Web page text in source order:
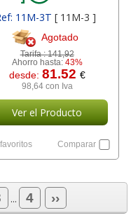
11M-3T [ 11M-3 ]
Agotado
Tarifa :141,92
Ahorro hasta: 43%
desde: 81.52 €
98,64 con Iva
Ver el Producto
favoritos Comparar
... 4 ››